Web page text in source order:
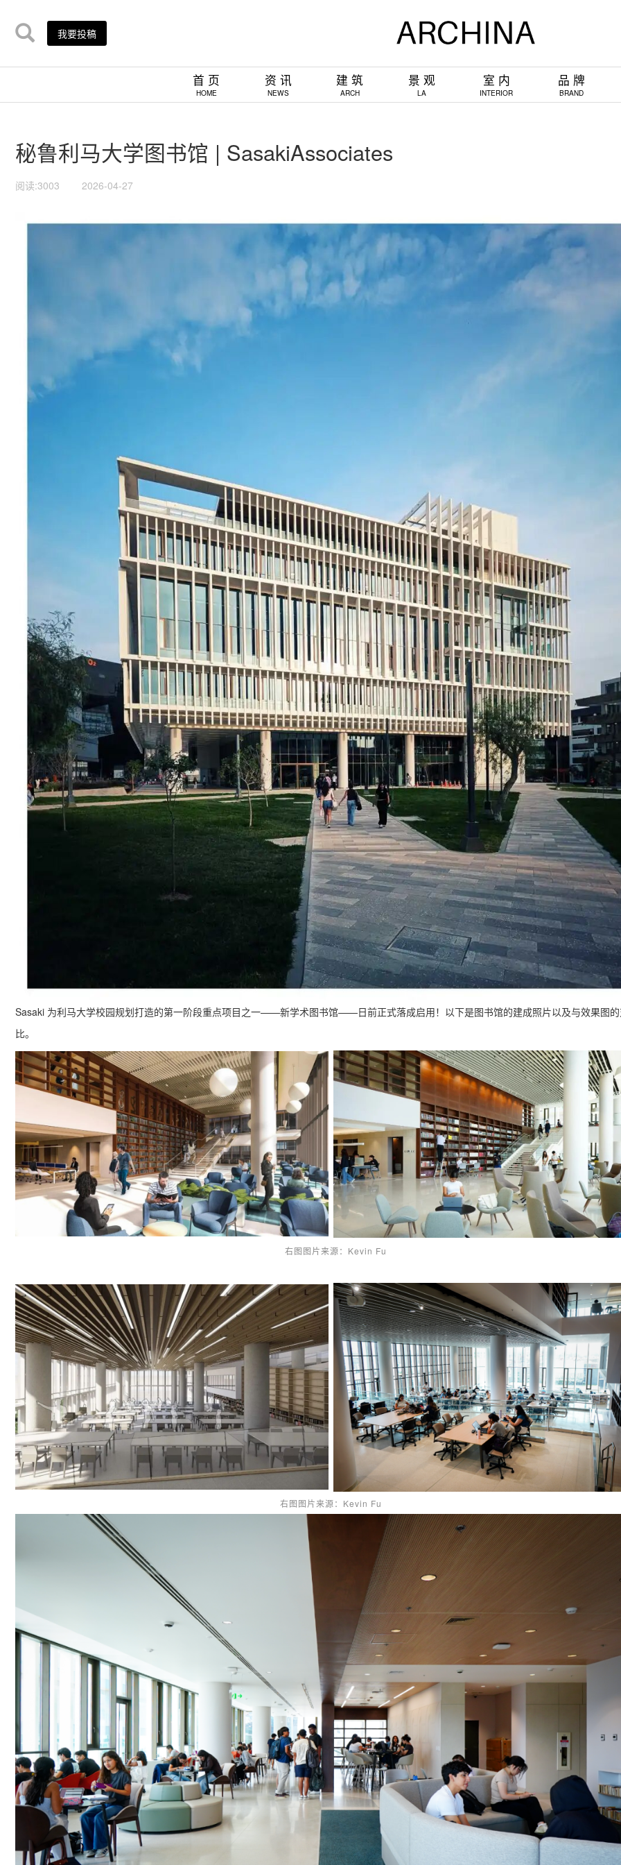
我要投稿
首 页
HOME
资 讯
NEWS
建 筑
ARCH
景 观
LA
室 内
INTERIOR
品 牌
BRAND
秘鲁利马大学图书馆 | SasakiAssociates
阅读:3003 2026-04-27
Sasaki 为利马大学校园规划打造的第一阶段重点项目之一——新学术图书馆——日前正式落成启用！以下是图书馆的建成照片以及与效果图
比。
右图图片来源：Kevin Fu
右图图片来源：Kevin Fu